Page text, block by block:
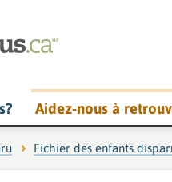
Aidez-nous à
Fichier des enfants